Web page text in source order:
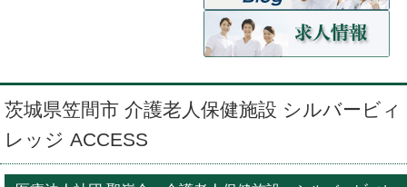
茨城県笠間市 介護老人保健施設 シルバービィ
レッジ ACCESS